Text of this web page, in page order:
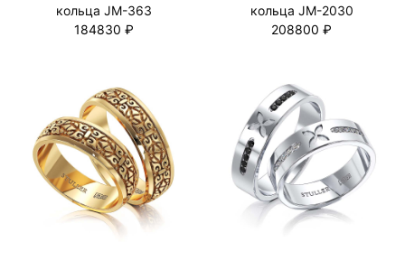
кольца JM-363
184830 ₽
кольца JM-2030
208800 ₽